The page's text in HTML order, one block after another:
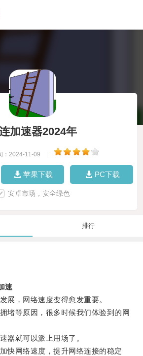
加速器2024年
：2024-11-09
苹果下载 PC下载
安卓市场，安全绿色
排行
速
，网络速度变得愈发重要。
等原因，很多时候我们体验到的网
就可以派上用场了。
网络速度，提升网络连接的稳定